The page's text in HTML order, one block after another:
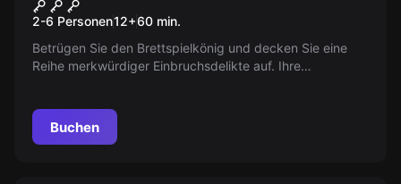
2-6 Personen12+60 min.
Betrügen Sie den Brettspielkönig und decken Sie eine
Reihe merkwürdiger Einbruchsdelikte auf. Ihre
Buchen